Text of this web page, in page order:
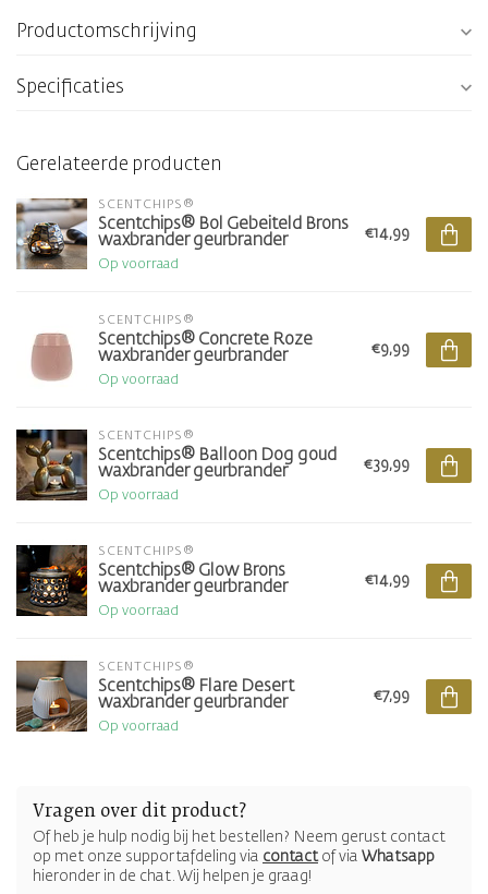
Productomschrijving
Specificaties
Gerelateerde producten
SCENTCHIPS®
Scentchips® Bol Gebeiteld Brons
waxbrander geurbrander
Op voorraad
€14,99
SCENTCHIPS®
Scentchips® Concrete Roze
waxbrander geurbrander
Op voorraad
€9,99
SCENTCHIPS®
Scentchips® Balloon Dog goud
waxbrander geurbrander
Op voorraad
€39,99
SCENTCHIPS®
Scentchips® Glow Brons
waxbrander geurbrander
Op voorraad
€14,99
SCENTCHIPS®
Scentchips® Flare Desert
waxbrander geurbrander
Op voorraad
€7,99
Vragen over dit product?
Of heb je hulp nodig bij het bestellen? Neem gerust contact
op met onze supportafdeling via contactof via Whatsapp
hieronder in de chat. Wij helpen je graag!